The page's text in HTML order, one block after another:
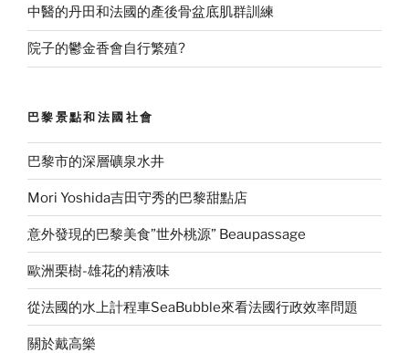
中醫的丹田和法國的產後骨盆底肌群訓練
院子的鬱金香會自行繁殖?
巴黎景點和法國社會
巴黎市的深層礦泉水井
Mori Yoshida吉田守秀的巴黎甜點店
意外發現的巴黎美食”世外桃源” Beaupassage
歐洲栗樹-雄花的精液味
從法國的水上計程車SeaBubble來看法國行政效率問題
關於戴高樂